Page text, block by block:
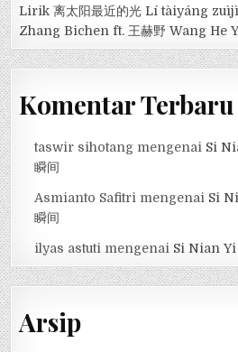
Lirik 离太阳最近的光 Lí tàiyáng
Zhang Bichen ft. 王赫野 Wang He
Komentar Terbaru
taswir sihotang mengenai Si
瞬间
Asmianto Safitri mengenai Si
瞬间
ilyas astuti mengenai Si Nian Yi
Arsip